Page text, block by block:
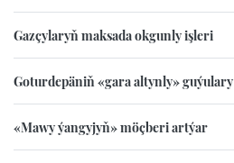
Gazçylaryň maksada okgunly işleri
Goturdepäniň «gara altynly» guýulary
«Mawy ýangyjyň» möçberi artýar